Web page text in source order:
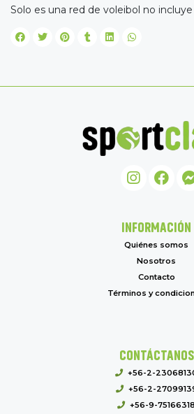
Solo es una red de voleibol no
INFORMACIÓN
Quiénes somos
Nosotros
Contacto
Términos y
CONTÁCTANOS
+56-2-
+56-2-
+56-9-75166318